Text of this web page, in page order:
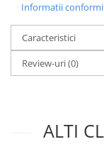
Informatii
Caracteristici
Review-uri(0)
ALTI